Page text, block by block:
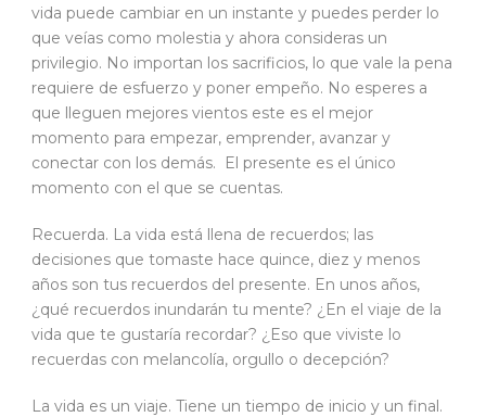
vida puede cambiar en un instante y puedes perder lo
que veías como molestia y ahora consideras un
privilegio. No importan los sacrificios, lo que vale la pena
requiere de esfuerzo y poner empeño. No esperes a
que lleguen mejores vientos este es el mejor
momento para empezar, emprender, avanzar y
conectar con los demás. El presente es el único
momento con el que se cuentas.
Recuerda. La vida está llena de recuerdos; las
decisiones que tomaste hace quince, diez y menos
años son tus recuerdos del presente. En unos años,
¿qué recuerdos inundarán tu mente? ¿En el viaje de la
vida que te gustaría recordar? ¿Eso que viviste lo
recuerdas con melancolía, orgullo o decepción?
La vida es un viaje. Tiene un tiempo de inicio y un final.